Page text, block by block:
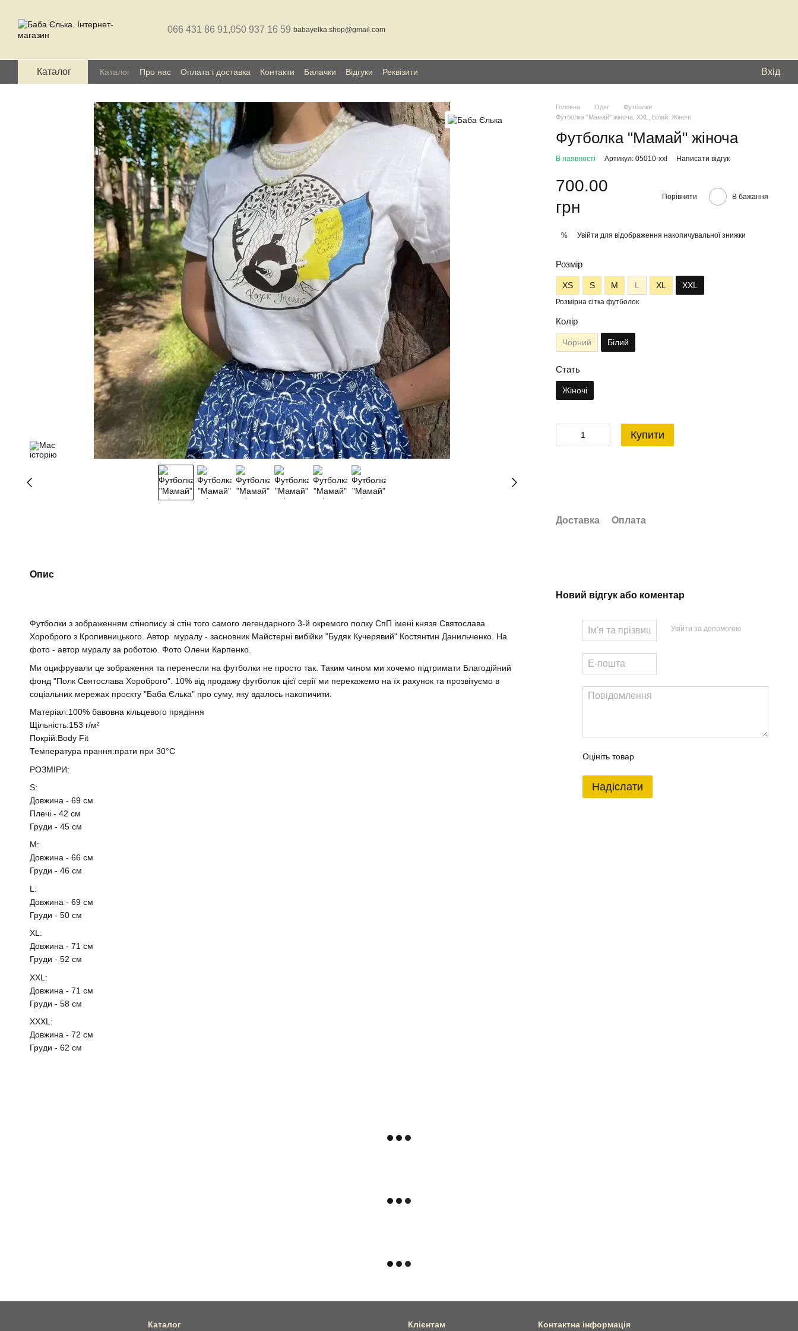
066 431 86 91,050 937 16 59 babayelka.shop@gmail.com
Каталог Каталог Про нас Оплата і доставка Контакти Балачки Відгуки Реквізити Вхід
Головна Одяг
Футболки
Футболка "Мамай" жіноча, XXL, Білий, Жіночі
Футболка "Мамай" жіноча
В наявності Артикул: 05010-xxl Написати відгук
700.00
грн
Порівняти В бажання
% Увійти для відображення накопичувальної знижки
Розмір
XS S M L XL XXL
Розмірна сітка футболок
Колір
Чорний Білий
Стать
Жіночі
Купити
Доставка Оплата
Новий відгук або коментар
Увійти за допомогою
Оцініть товар
Надіслати
Опис
Футболки з зображенням стінопису зі стін того самого легендарного 3-й окремого полку СпП імені князя Святослава
Хороброго з Кропивницького. Автор муралу - засновник Майстерні вибійки "Будяк Кучерявий" Костянтин Данильченко. На
фото - автор муралу за роботою. Фото Олени Карпенко.
Ми оцифрували це зображення та перенесли на футболки не просто так. Таким чином ми хочемо підтримати Благодійний
фонд "Полк Святослава Хороброго". 10% від продажу футболок цієї серії ми перекажемо на їх рахунок та прозвітуємо в
соціальних мережах проєкту "Баба Єлька" про суму, яку вдалось накопичити.
Матеріал:100% бавовна кільцевого прядіння
Щільність:153 г/м²
Покрій:Body Fit
Температура прання:прати при 30°C
РОЗМІРИ:
S:
Довжина - 69 см
Плечі - 42 см
Груди - 45 см
М:
Довжина - 66 см
Груди - 46 см
L:
Довжина - 69 см
Груди - 50 см
XL:
Довжина - 71 см
Груди - 52 см
ХXL:
Довжина - 71 см
Груди - 58 см
ХХXL:
Довжина - 72 см
Груди - 62 см
Каталог Клієнтам Контактна інформація